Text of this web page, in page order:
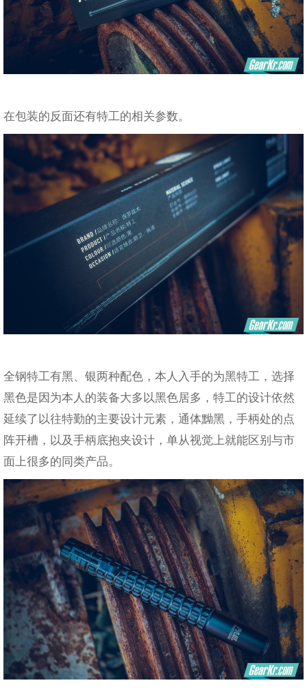
在包装的反面还有特工的相关参数。
全钢特工有黑、银两种配色，本人入手的为黑特工，选择
黑色是因为本人的装备大多以黑色居多，特工的设计依然
延续了以往特勤的主要设计元素，通体黝黑，手柄处的点
阵开槽，以及手柄底抱夹设计，单从视觉上就能区别与市
面上很多的同类产品。